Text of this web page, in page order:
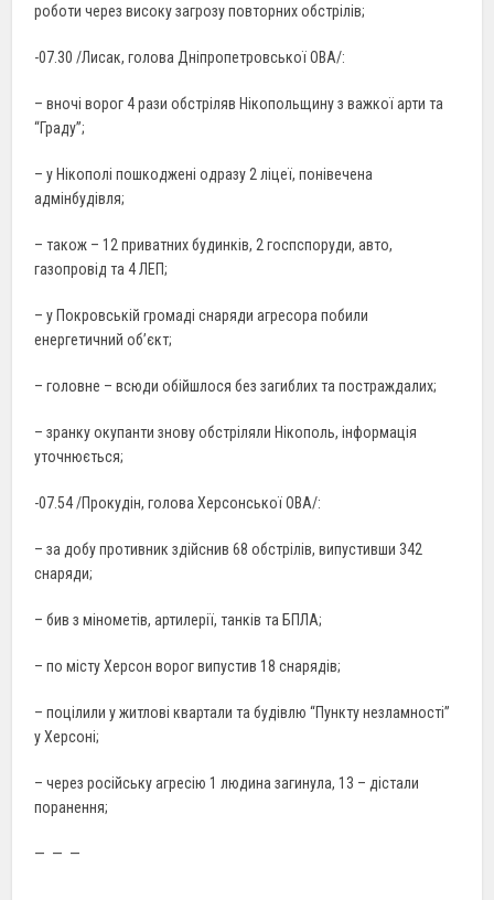
роботи через високу загрозу повторних обстрілів;
-07.30 /Лисак, голова Дніпропетровської ОВА/:
– вночі ворог 4 рази обстріляв Нікопольщину з важкої арти та
“Граду”;
– у Нікополі пошкоджені одразу 2 ліцеї, понівечена
адмінбудівля;
– також – 12 приватних будинків, 2 госпспоруди, авто,
газопровід та 4 ЛЕП;
– у Покровській громаді снаряди агресора побили
енергетичний об’єкт;
– головне – всюди обійшлося без загиблих та постраждалих;
– зранку окупанти знову обстріляли Нікополь, інформація
уточнюється;
-07.54 /Прокудін, голова Херсонської ОВА/:
– за добу противник здійснив 68 обстрілів, випустивши 342
снаряди;
– бив з мінометів, артилерії, танків та БПЛА;
– по місту Херсон ворог випустив 18 снарядів;
– поцілили у житлові квартали та будівлю “Пункту незламності”
у Херсоні;
– через російську агресію 1 людина загинула, 13 – дістали
поранення;
— — —